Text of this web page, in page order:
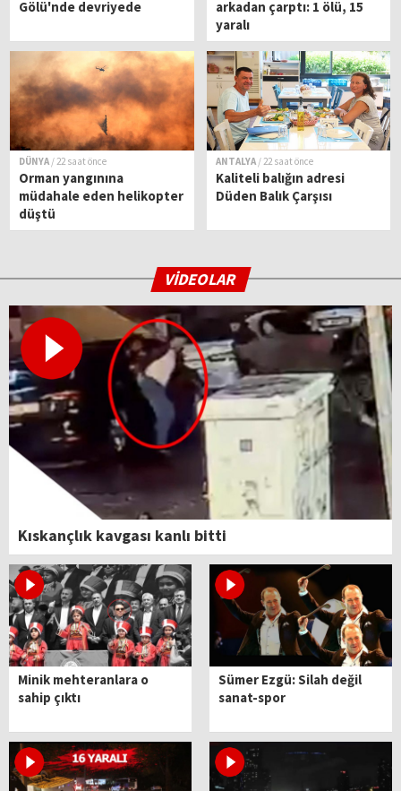
Gölü'nde devriyede
arkadan çarptı: 1 ölü, 15
yaralı
DÜNYA / 22 saat önce
Orman yangınına
müdahale eden helikopter
düştü
ANTALYA / 22 saat önce
Kaliteli balığın adresi
Düden Balık Çarşısı
VİDEOLAR
Kıskançlık kavgası kanlı bitti
Minik mehteranlara o
sahip çıktı
Sümer Ezgü: Silah değil
sanat-spor